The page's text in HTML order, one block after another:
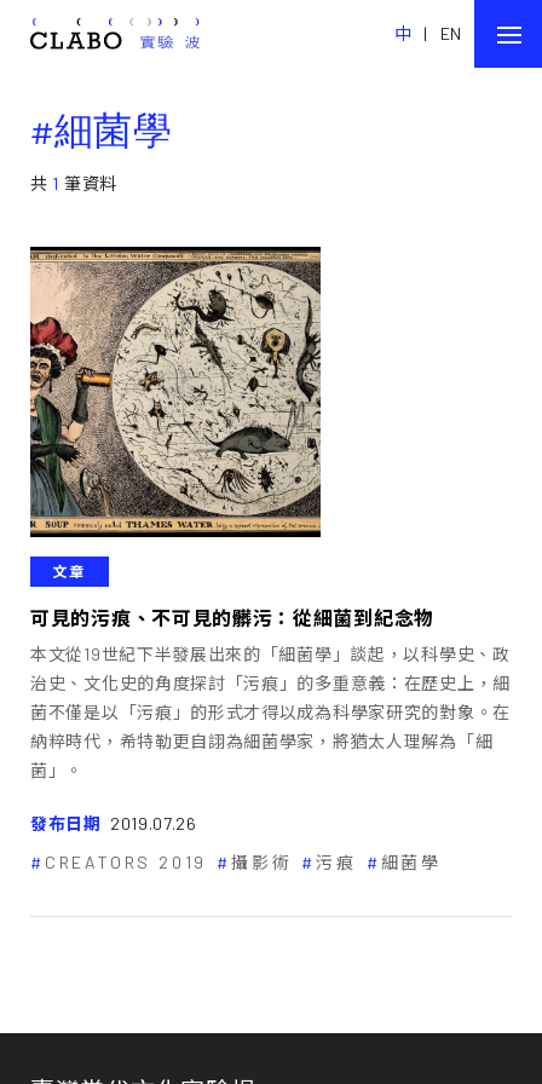
中 | EN
#細菌學
共 1 筆資料
文章
可見的污痕、不可見的髒污：從細菌到紀念物
本文從19世紀下半發展出來的「細菌學」談起，以科學史、政
治史、文化史的角度探討「污痕」的多重意義：在歷史上，細
菌不僅是以「污痕」的形式才得以成為科學家研究的對象。在
納粹時代，希特勒更自詡為細菌學家，將猶太人理解為「細
菌」。
發布日期 2019.07.26
CREATORS 2019
攝影術 污痕 細菌學